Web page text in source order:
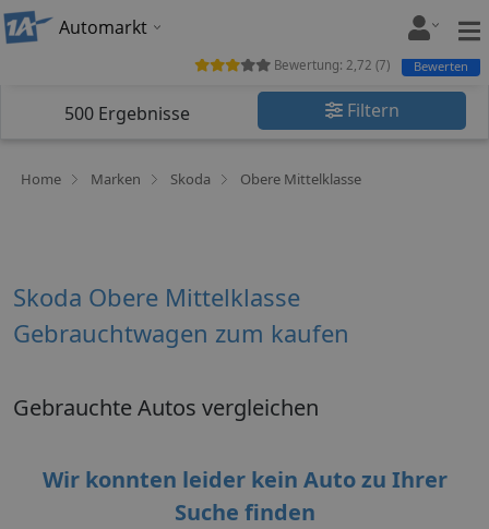
Automarkt
500 Ergebnisse Filtern
Home Marken Skoda Obere Mittelklasse
Bewertung: 2,72 (7) Bewerten
Skoda Obere Mittelklasse
Gebrauchtwagen zum kaufen
Gebrauchte Autos vergleichen
Wir konnten leider kein Auto zu Ihrer
Suche finden